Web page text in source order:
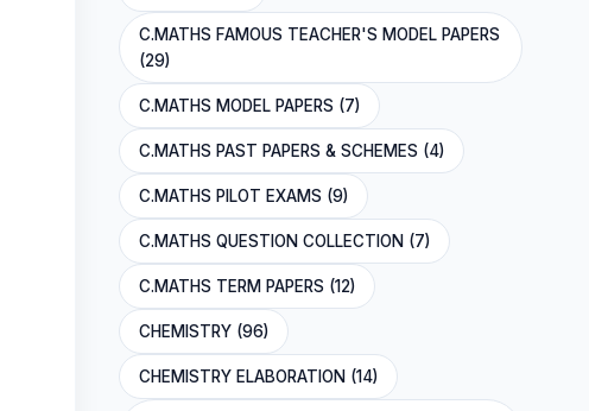
C.MATHS FAMOUS TEACHER'S MODEL PAPERS
(29)
C.MATHS MODEL PAPERS (7)
C.MATHS PAST PAPERS & SCHEMES (4)
C.MATHS PILOT EXAMS (9)
C.MATHS QUESTION COLLECTION (7)
C.MATHS TERM PAPERS (12)
CHEMISTRY (96)
CHEMISTRY ELABORATION (14)